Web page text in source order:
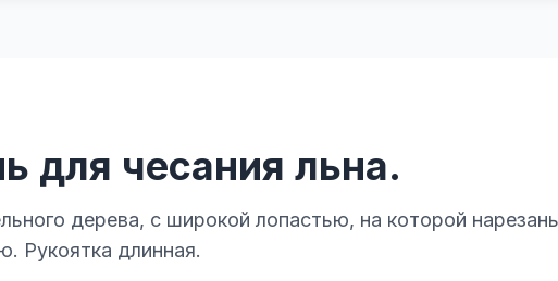
для чесания льна.
дерева, с широкой лопастью, на которой
Рукоятка длинная.